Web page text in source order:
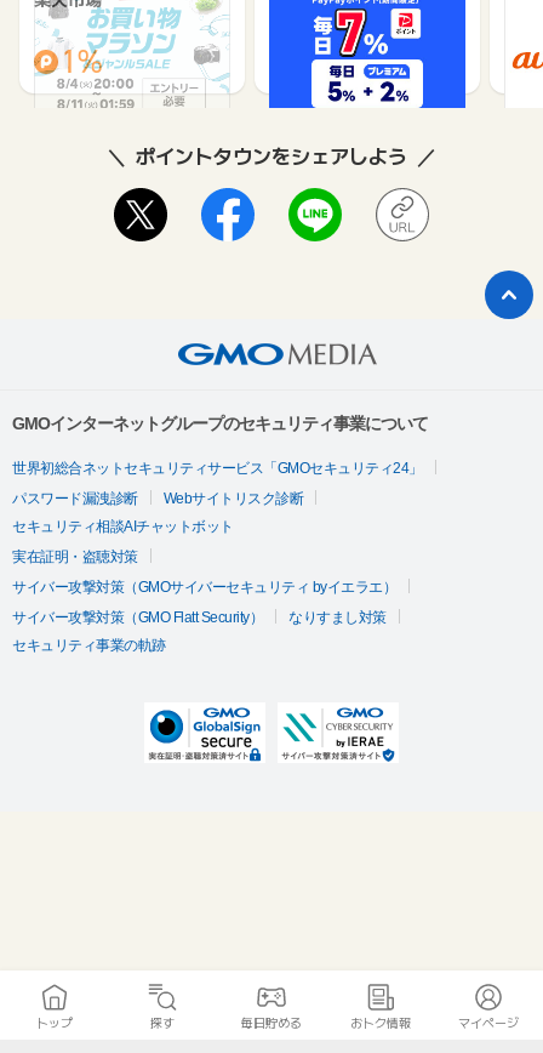
1% 1%
ポイントタウンをシェアしよう
GMOインターネットグループのセキュリティ事業について
世界初総合ネットセキュリティサービス「GMOセキュリティ24」
パスワード漏洩診断
Webサイトリスク診断
セキュリティ相談AIチャットボット
実在証明・盗聴対策
サイバー攻撃対策（GMOサイバーセキュリティ byイエラエ）
サイバー攻撃対策（GMO Flatt Security）
なりすまし対策
セキュリティ事業の軌跡
トップ 探す 毎日貯める おトク情報 マイページ